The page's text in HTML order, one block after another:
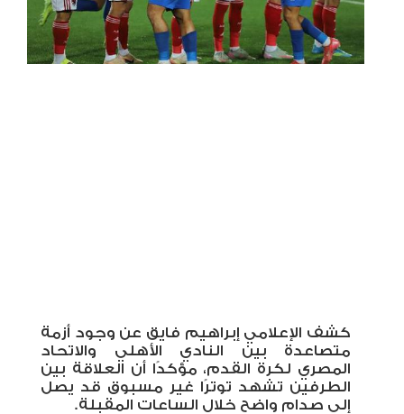
كشف الإعلامي إبراهيم فايق عن وجود أزمة
متصاعدة بين النادي الأهلي والاتحاد
المصري لكرة القدم، مؤكدًا أن العلاقة بين
الطرفين تشهد توترًا غير مسبوق قد يصل
إلى صدام واضح خلال الساعات المقبلة.